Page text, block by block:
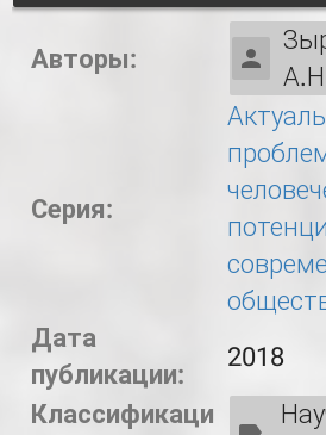
Авторы:
Серия:
Дата
публикации:
2018
Классификаци